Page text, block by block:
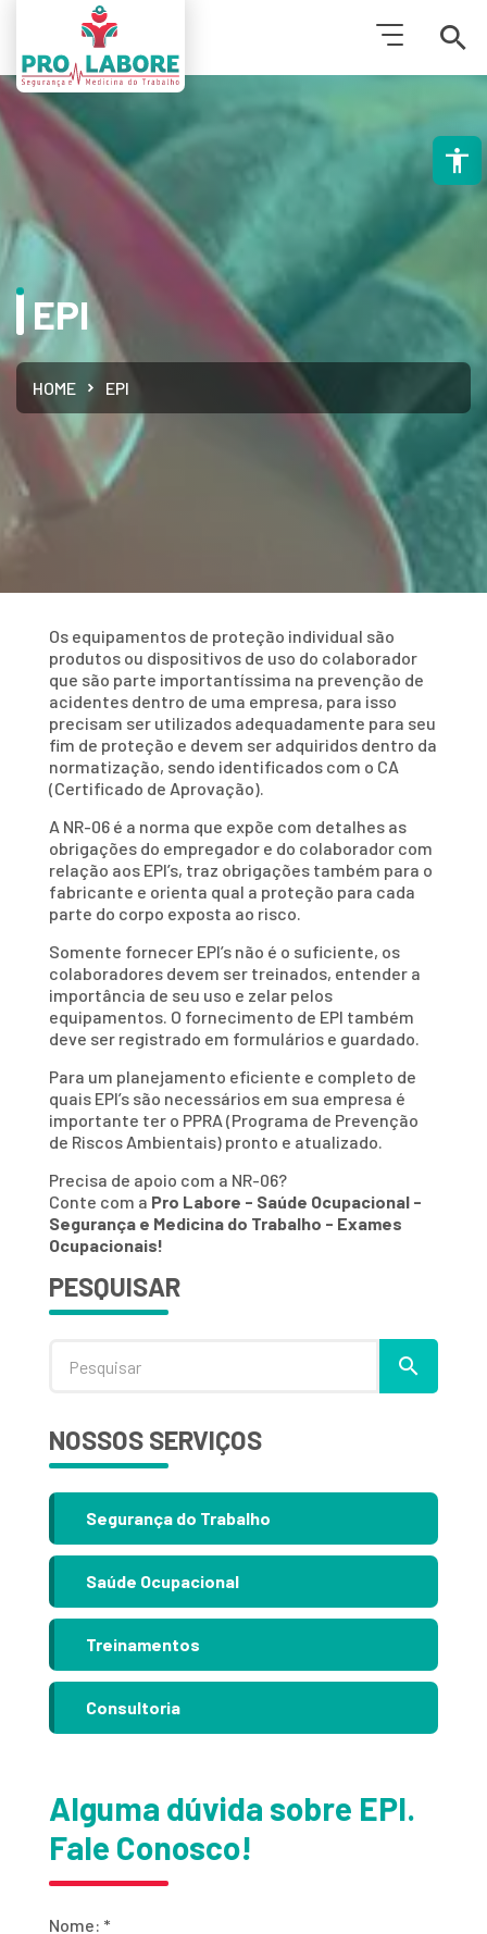
EPI
HOME EPI
Os equipamentos de proteção individual são
produtos ou dispositivos de uso do colaborador
que são parte importantíssima na prevenção de
acidentes dentro de uma empresa, para isso
precisam ser utilizados adequadamente para seu
fim de proteção e devem ser adquiridos dentro da
normatização, sendo identificados com o CA
(Certificado de Aprovação).
A NR-06 é a norma que expõe com detalhes as
obrigações do empregador e do colaborador com
relação aos EPI’s, traz obrigações também para o
fabricante e orienta qual a proteção para cada
parte do corpo exposta ao risco.
Somente fornecer EPI’s não é o suficiente, os
colaboradores devem ser treinados, entender a
importância de seu uso e zelar pelos
equipamentos. O fornecimento de EPI também
deve ser registrado em formulários e guardado.
Para um planejamento eficiente e completo de
quais EPI’s são necessários em sua empresa é
importante ter o PPRA (Programa de Prevenção
de Riscos Ambientais) pronto e atualizado.
Precisa de apoio com a NR-06?
Conte com a Pro Labore - Saúde Ocupacional -
Segurança e Medicina do Trabalho - Exames
Ocupacionais!
PESQUISAR
NOSSOS SERVIÇOS
Segurança do Trabalho
Saúde Ocupacional
Treinamentos
Consultoria
Alguma dúvida sobre EPI.
Fale Conosco!
Nome: *